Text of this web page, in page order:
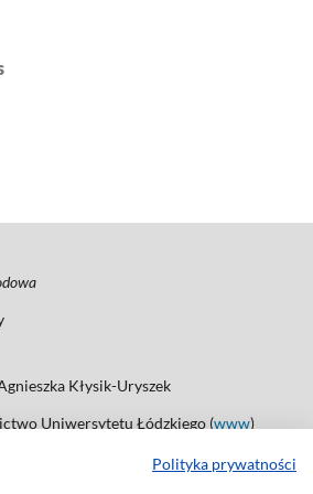
Polityka prywatności
Kłysik-Uryszek
Uniwersytetu Łódzkiego (www)
42 66 55 86